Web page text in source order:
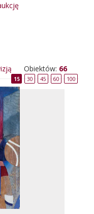
Obiektów: 66
15 30 45 60 100